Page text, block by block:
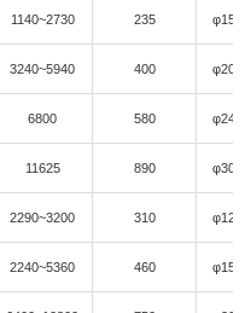
1140~2730 235 φ1500
3240~5940 400 φ2000
6800 580 φ2400
11625 890 φ3000
2290~3200 310 φ1200
2240~5360 460 φ1500